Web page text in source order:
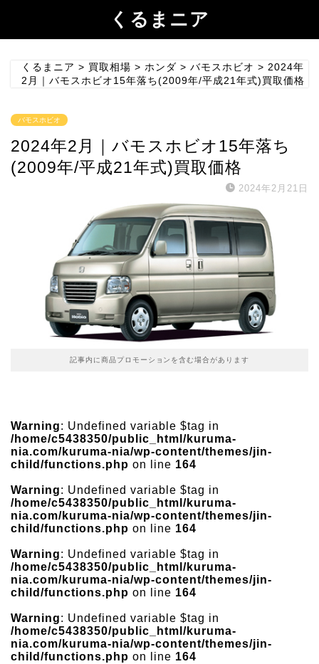
くるまニア
くるまニア > 買取相場 > ホンダ > バモスホビオ > 2024年
2月｜バモスホビオ15年落ち(2009年/平成21年式)買取価格
バモスホビオ
2024年2月｜バモスホビオ15年落ち
(2009年/平成21年式)買取価格
2024年2月21日
記事内に商品プロモーションを含む場合があります
Warning: Undefined variable $tag in
/home/c5438350/public_html/kuruma-
nia.com/kuruma-nia/wp-content/themes/jin-
child/functions.php on line 164
Warning: Undefined variable $tag in
/home/c5438350/public_html/kuruma-
nia.com/kuruma-nia/wp-content/themes/jin-
child/functions.php on line 164
Warning: Undefined variable $tag in
/home/c5438350/public_html/kuruma-
nia.com/kuruma-nia/wp-content/themes/jin-
child/functions.php on line 164
Warning: Undefined variable $tag in
/home/c5438350/public_html/kuruma-
nia.com/kuruma-nia/wp-content/themes/jin-
child/functions.php on line 164